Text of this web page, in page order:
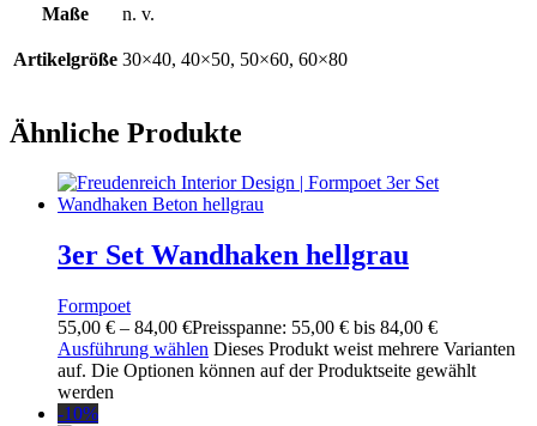
Maße
n. v.
Artikelgröße 30×40, 40×50, 50×60, 60×80
Ähnliche Produkte
3er Set Wandhaken hellgrau
Formpoet
55,00 € – 84,00 €Preisspanne: 55,00 € bis 84,00 €
Ausführung wählen Dieses Produkt weist mehrere Varianten
auf. Die Optionen können auf der Produktseite gewählt
werden
-10%